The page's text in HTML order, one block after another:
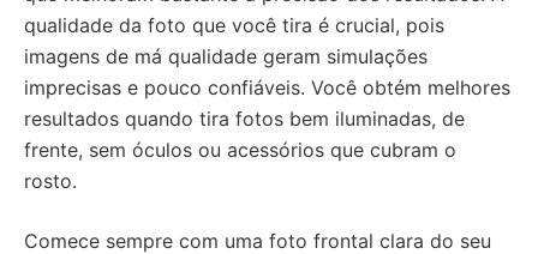
qualidade da foto que você tira é crucial, pois
imagens de má qualidade geram simulações
imprecisas e pouco confiáveis. Você obtém melhores
resultados quando tira fotos bem iluminadas, de
frente, sem óculos ou acessórios que cubram o
rosto.
Comece sempre com uma foto frontal clara do seu